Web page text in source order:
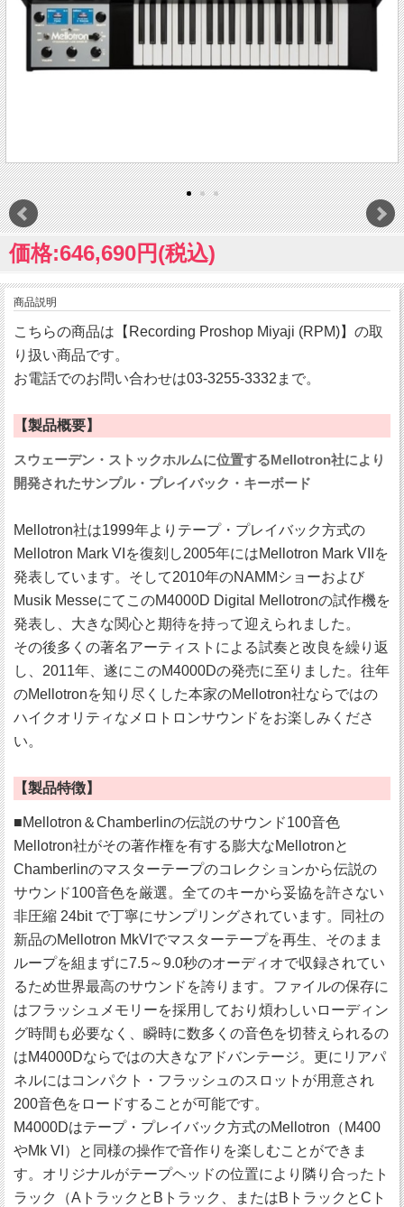
価格:646,690円(税込)
商品説明
こちらの商品は【Recording Proshop Miyaji (RPM)】の取
り扱い商品です。
お電話でのお問い合わせは03-3255-3332まで。
【製品概要】
スウェーデン・ストックホルムに位置するMellotron社により
開発されたサンプル・プレイバック・キーボード
Mellotron社は1999年よりテープ・プレイバック方式の
Mellotron Mark VIを復刻し2005年にはMellotron Mark VIIを
発表しています。そして2010年のNAMMショーおよび
Musik MesseにてこのM4000D Digital Mellotronの試作機を
発表し、大きな関心と期待を持って迎えられました。
その後多くの著名アーティストによる試奏と改良を繰り返
し、2011年、遂にこのM4000Dの発売に至りました。往年
のMellotronを知り尽くした本家のMellotron社ならではの
ハイクオリティなメロトロンサウンドをお楽しみくださ
い。
【製品特徴】
■Mellotron＆Chamberlinの伝説のサウンド100音色
Mellotron社がその著作権を有する膨大なMellotronと
Chamberlinのマスターテープのコレクションから伝説の
サウンド100音色を厳選。全てのキーから妥協を許さない
非圧縮 24bit で丁寧にサンプリングされています。同社の
新品のMellotron MkVIでマスターテープを再生、そのまま
ループを組まずに7.5～9.0秒のオーディオで収録されてい
るため世界最高のサウンドを誇ります。ファイルの保存に
はフラッシュメモリーを採用しており煩わしいローディン
グ時間も必要なく、瞬時に数多くの音色を切替えられるの
はM4000Dならではの大きなアドバンテージ。更にリアパ
ネルにはコンパクト・フラッシュのスロットが用意され
200音色をロードすることが可能です。
M4000Dはテープ・プレイバック方式のMellotron（M400
やMk VI）と同様の操作で音作りを楽しむことができま
す。オリジナルがテープヘッドの位置により隣り合ったト
ラック（AトラックとBトラック、またはBトラックとCト